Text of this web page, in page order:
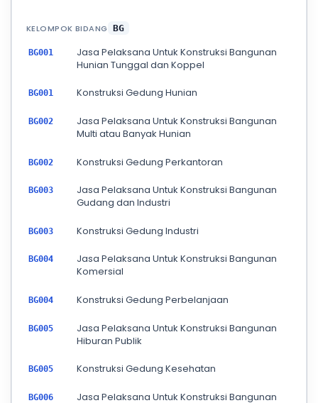
KELOMPOK BIDANG BG
BG001
Jasa Pelaksana Untuk Konstruksi Bangunan
Hunian Tunggal dan Koppel
BG001 Konstruksi Gedung Hunian
BG002
Jasa Pelaksana Untuk Konstruksi Bangunan
Multi atau Banyak Hunian
BG002 Konstruksi Gedung Perkantoran
BG003
Jasa Pelaksana Untuk Konstruksi Bangunan
Gudang dan Industri
BG003 Konstruksi Gedung Industri
BG004
Jasa Pelaksana Untuk Konstruksi Bangunan
Komersial
BG004 Konstruksi Gedung Perbelanjaan
BG005
Jasa Pelaksana Untuk Konstruksi Bangunan
Hiburan Publik
BG005 Konstruksi Gedung Kesehatan
BG006
Jasa Pelaksana Untuk Konstruksi Bangunan